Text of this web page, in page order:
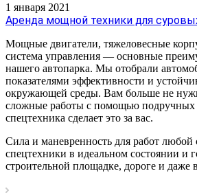
1 января 2021
Аренда мощной техники для
Мощные двигатели, тяжеловесные
система управления — основные
нашего автопарка. Мы отобрали
показателями эффективности и
окружающей среды. Вам больше не
сложные работы с помощью
спецтехника сделает это за вас.
Сила и маневренность для работ
спецтехники в идеальном состоянии и
строительной площадке, дороге и даже